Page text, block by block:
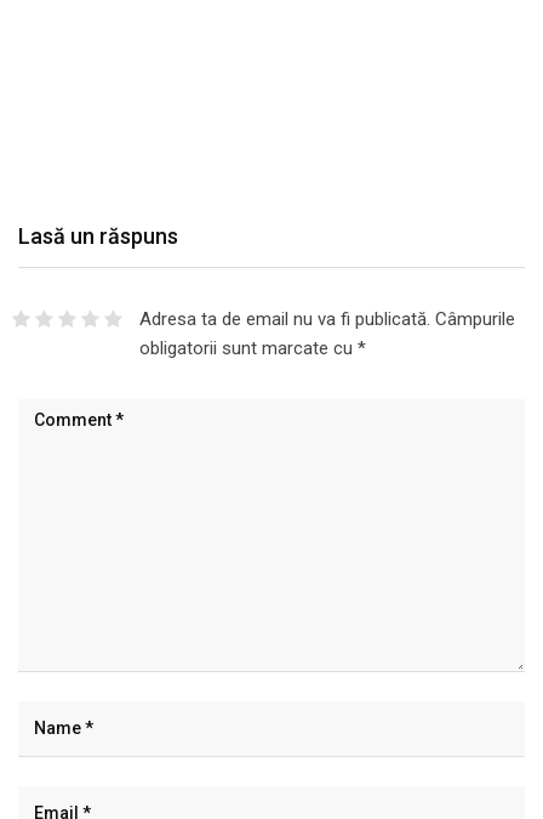
Lasă un răspuns
Adresa ta de email nu va fi publicată. Câmpurile
obligatorii sunt marcate cu *